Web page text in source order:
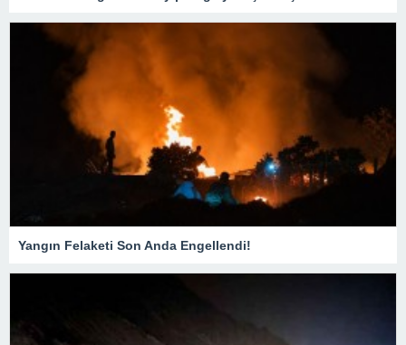
Yangın Felaketi Son Anda Engellendi!